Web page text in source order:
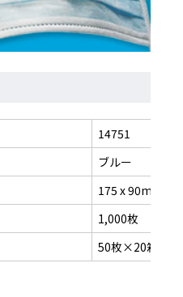
14751
ブルー
175 x 90mm
1,000枚
50枚×20箱